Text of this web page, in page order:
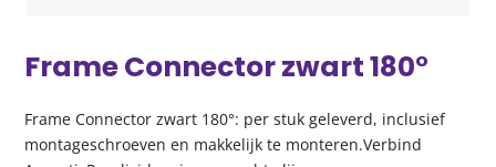
Frame Connector zwart 180°
Frame Connector zwart 180°: per stuk geleverd, inclusief
montageschroeven en makkelijk te monteren.Verbind